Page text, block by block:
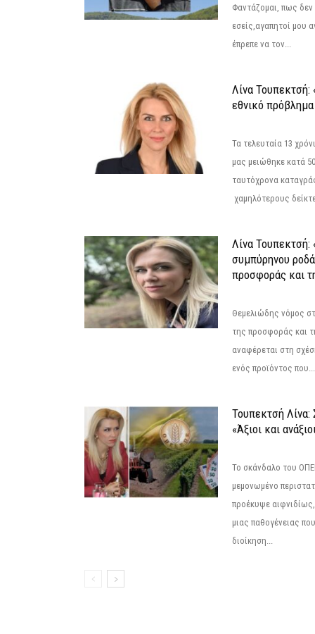
Φαντάζομαι, πως δεν
εσείς,αγαπητοί μου
έπρεπε να τον...
Λίνα Τουπεκτσή:
εθνικό πρόβλημα
Τα τελευταία 13
μας μειώθηκε κατά
ταυτόχρονα
χαμηλότερους
Λίνα Τουπεκτσή:
συμπύρηνου
προσφοράς και
Θεμελιώδης νόμος
της προσφοράς και
αναφέρεται στη
ενός προϊόντος που...
Τουπεκτσή
«Άξιοι και
Το σκάνδαλο του
μεμονωμένο
προέκυψε
μιας παθογένειας
διοίκηση...